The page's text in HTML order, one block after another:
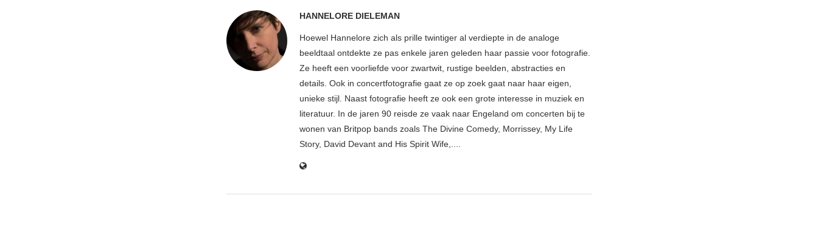
HANNELORE DIELEMAN
Hoewel Hannelore zich als prille twintiger al verdiepte in de analoge
beeldtaal ontdekte ze pas enkele jaren geleden haar passie voor fotografie.
Ze heeft een voorliefde voor zwartwit, rustige beelden, abstracties en
details. Ook in concertfotografie gaat ze op zoek gaat naar haar eigen,
unieke stijl. Naast fotografie heeft ze ook een grote interesse in muziek en
literatuur. In de jaren 90 reisde ze vaak naar Engeland om concerten bij te
wonen van Britpop bands zoals The Divine Comedy, Morrissey, My Life
Story, David Devant and His Spirit Wife,....